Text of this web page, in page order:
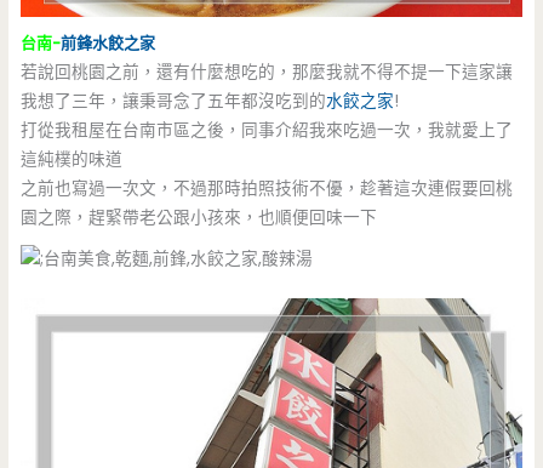
台南-前鋒水餃之家
若說回桃園之前，還有什麼想吃的，那麼我就不得不提一下這家讓
我想了三年，讓秉哥念了五年都沒吃到的水餃之家!
打從我租屋在台南市區之後，同事介紹我來吃過一次，我就愛上了
這純樸的味道
之前也寫過一次文，不過那時拍照技術不優，趁著這次連假要回桃
園之際，趕緊帶老公跟小孩來，也順便回味一下